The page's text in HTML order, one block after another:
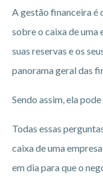
A gestão financeira é
sobre o caixa de uma
suas reservas e os
panorama geral das
Sendo assim, ela
Todas essas
caixa de uma
em dia para que o